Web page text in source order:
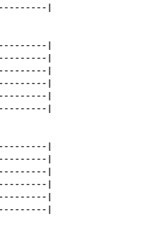
|
|
|
|
|
|
|
|
|
|
|
|
|